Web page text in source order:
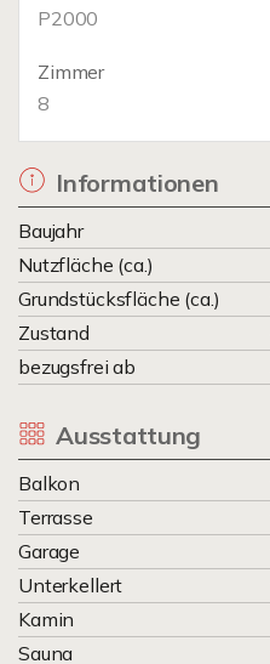
P2000
Zimmer
8
Informationen
Baujahr
Nutzfläche (ca.)
Grundstücksfläche (ca.)
Zustand
bezugsfrei ab
Ausstattung
Balkon
Terrasse
Garage
Unterkellert
Kamin
Sauna